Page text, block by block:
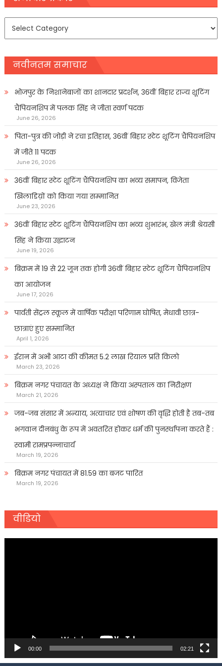
समाचार
नवीनतम समाचार
भोजपुर के निशानेबाजों का शानदार प्रदर्शन, 36वीं बिहार राज्य शूटिंग
चैंपियनशिप में पलक सिंह ने जीता स्वर्ण पदक
June 26, 2026
पिता-पुत्र की जोड़ी ने रचा इतिहास, 36वीं बिहार स्टेट शूटिंग चैंपियनशिप
में जीते 11 पदक
June 26, 2026
36वीं बिहार स्टेट शूटिंग चैंपियनशिप का भव्य समापन, विजेता
खिलाडिय़ों को किया गया सम्मानित
June 23, 2026
36वीं बिहार स्टेट शूटिंग चैंपियनशिप का भव्य शुभारंभ, खेल मंत्री श्रेयसी
सिंह ने किया उद्घाटन
June 19, 2026
बिक्रम में 19 से 22 जून तक होगी 36वीं बिहार स्टेट शूटिंग चैंपियनशिप
का आयोजन
June 17, 2026
पार्वती सेंट्रल स्कूल में वार्षिक परीक्षा परिणाम घोषित, मेधावी छात्र-
छात्राएं हुए सम्मानित
April 1, 2026
ईरान में अभी आटा की कीमत 5.2 लाख रियाल प्रति किलो
March 23, 2026
बिक्रम नगर पंचायत के अध्यक्ष ने किया अस्पताल का निरीक्षण
March 21, 2026
जब-जब संसार में अन्याय, अत्याचार एवं शोषण की वृद्धि होती है तब-तब
भगवान दीनबंधु के रूप में अवतरित होकर धर्म की पुनर्स्थापना करते हैं :
स्वामी रामप्रपन्नाचार्य
March 19, 2026
बिक्रम नगर पंचायत में 81.59 का बजट पारित
March 19, 2026
वीडियो
00:00 02:21